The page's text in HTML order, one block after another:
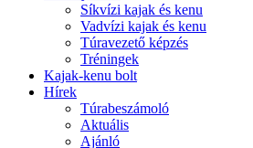
Síkvízi kajak és kenu
Vadvízi kajak és kenu
Túravezető képzés
Tréningek
Kajak-kenu bolt
Hírek
Túrabeszámoló
Aktuális
Ajánló